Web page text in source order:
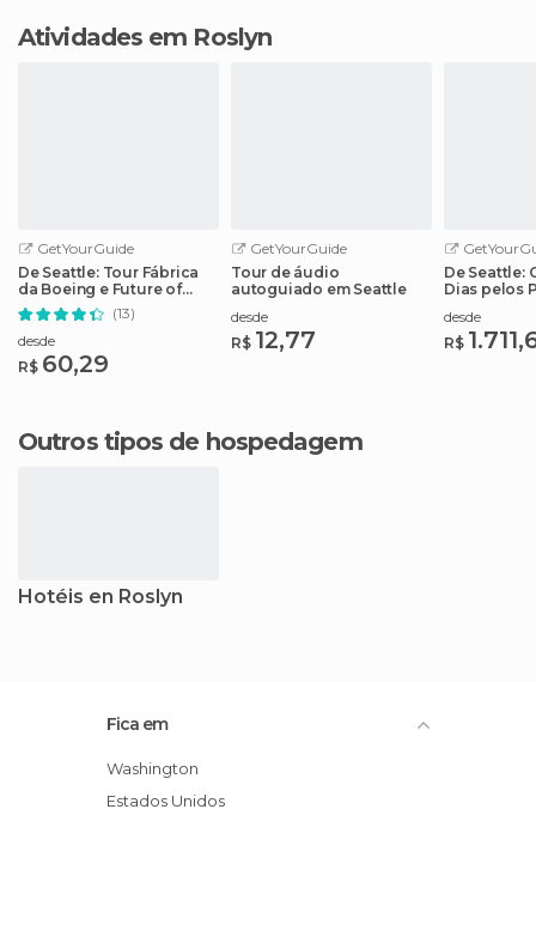
Atividades em Roslyn
GetYourGuide
De Seattle: Tour Fábrica
da Boeing e Future of
Flight
(13)
desde
R$ 60,29
GetYourGuide
Tour de áudio
autoguiado em Seattle
desde
R$ 12,77
De Seattle:
Dias pelos
desde
R$
Outros tipos de hospedagem
Hotéis en Roslyn
Fica em
Washington
Estados Unidos